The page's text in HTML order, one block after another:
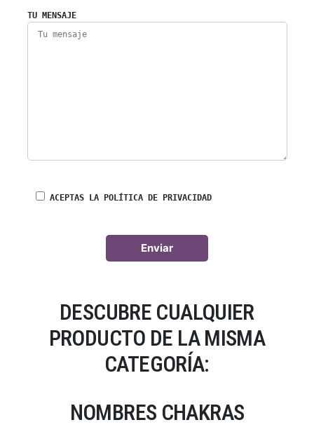
TU MENSAJE
ACEPTAS LA POLÍTICA DE PRIVACIDAD
DESCUBRE CUALQUIER
PRODUCTO DE LA MISMA
CATEGORÍA:
NOMBRES CHAKRAS